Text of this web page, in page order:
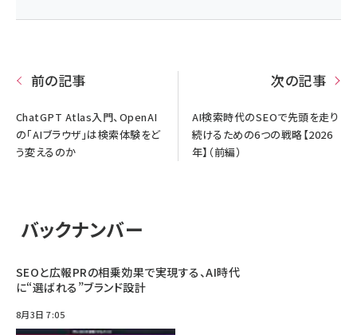
前の記事
ChatGPT Atlas入門、OpenAI
の「AIブラウザ」は検索体験をど
う変えるのか
次の記事
AI検索時代のSEOで先頭を走り
続けるための6つの戦略【2026
年】（前編）
バックナンバー
SEOと広報PRの相乗効果で実現する、AI時代
に“選ばれる”ブランド設計
8月3日 7:05